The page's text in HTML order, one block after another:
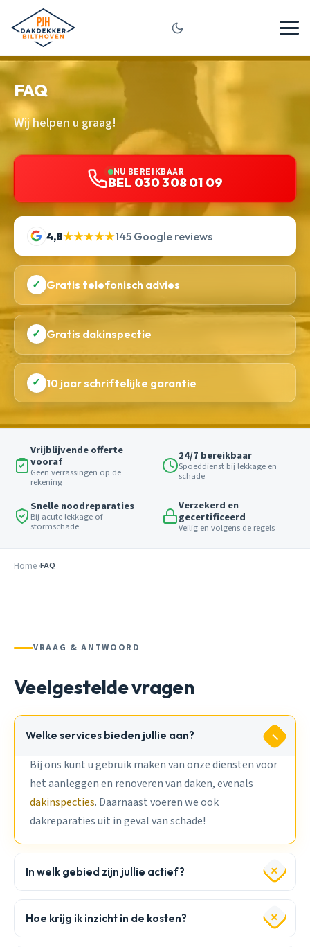
FAQ
Wij helpen u graag!
NU BEREIKBAAR
BEL 030 308 01 09
4,8★★★★★145 Google reviews
✓ Gratis telefonisch advies
✓ Gratis dakinspectie
✓ 10 jaar schriftelijke garantie
Vrijblijvende offerte
vooraf
Geen verrassingen op de
rekening
24/7 bereikbaar
Spoeddienst bij lekkage en
schade
Snelle noodreparaties
Bij acute lekkage of
stormschade
Verzekerd en
gecertificeerd
Veilig en volgens de regels
Home FAQ
VRAAG & ANTWOORD
Veelgestelde vragen
Welke services bieden jullie aan?
Bij ons kunt u gebruik maken van onze diensten voor
het aanleggen en renoveren van daken, evenals
dakinspecties. Daarnaast voeren we ook
dakreparaties uit in geval van schade!
In welk gebied zijn jullie actief?
Hoe krijg ik inzicht in de kosten?